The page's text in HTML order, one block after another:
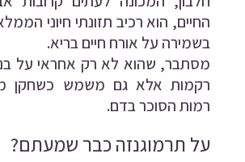
החיים, הוא רכיב תזונתי חיוני
בשמירה על אורח חיים בריא.
מסתבר, שהוא לא רק אחראי על
רקמות אלא גם משמש כשחקן
רמות הסוכר בדם.
על תרמוגנזה כבר שמעתם?